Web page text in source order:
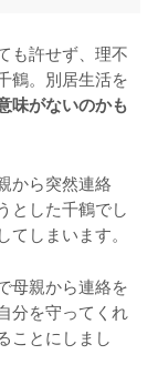
も許せず、理不
鶴。別居生活を
味がないのかも
から突然連絡
とした千鶴でし
てしまいます。
母親から連絡を
分を守ってくれ
ことにしまし